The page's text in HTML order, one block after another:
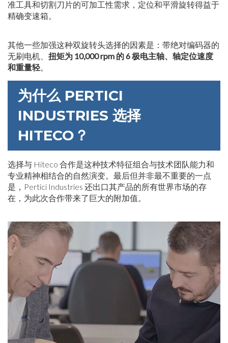
准工具和切割刀片的可加工性需求，定位和平滑旋转得益于
精确变速箱。
其他一些加强这种双旋转头选择的因素是：带绝对编码器的
无刷电机、 扭矩为 10,000 rpm 的 6 极电主轴、轴定位速度
和重量轻。
为什么 PERTICI
INDUSTRIES 选择
HITECO？
选择与 Hiteco 合作是这种技术特征组合与技术团队能力和
专业精神相结合的自然演变。最后但并非最不重要的一点
是，Pertici Industries 还出口其产品的所有世界市场的存
在，为此次合作带来了巨大的附加值。